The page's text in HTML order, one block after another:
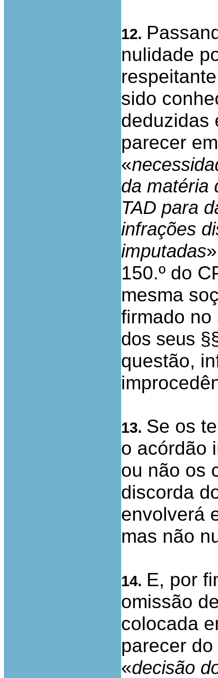
12.
nulidade
sido
deduzidas
parecer
«
da matéria
TAD para
infrações
imputadas
150.º do
mesma
firmado no
dos seus
questão,
13. Se os
o acórdão
ou não os
discorda
envolverá
mas não
14. E, por
omissão
colocada
parecer
«decisão